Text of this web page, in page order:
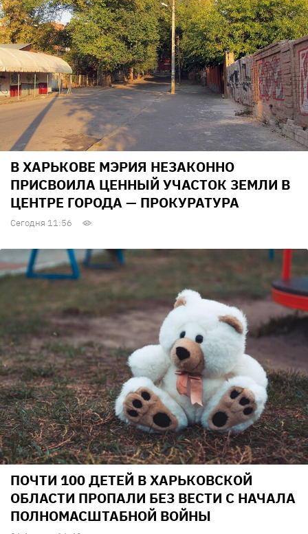
В ХАРЬКОВЕ МЭРИЯ НЕЗАКОННО
ПРИСВОИЛА ЦЕННЫЙ УЧАСТОК ЗЕМЛИ В
ЦЕНТРЕ ГОРОДА — ПРОКУРАТУРА
Сегодня 11:56
ПОЧТИ 100 ДЕТЕЙ В ХАРЬКОВСКОЙ
ОБЛАСТИ ПРОПАЛИ БЕЗ ВЕСТИ С НАЧАЛА
ПОЛНОМАСШТАБНОЙ ВОЙНЫ